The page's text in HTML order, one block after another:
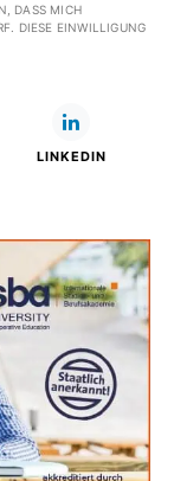
DASS MICH
DIESE EINWILLIGUNG
LINKEDIN